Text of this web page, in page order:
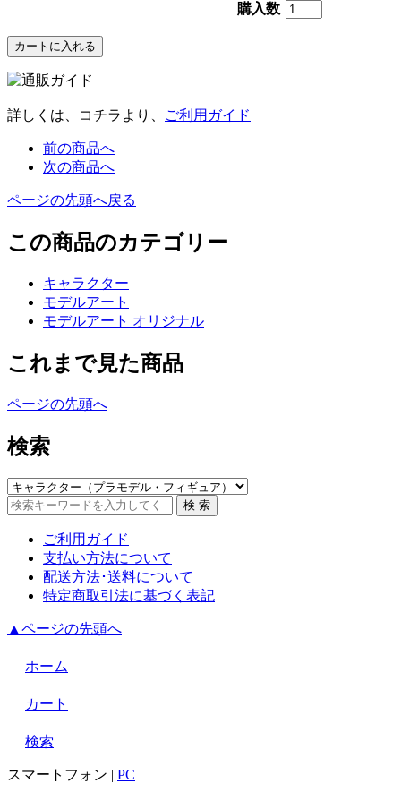
購入数
詳しくは、コチラより、 ご利用ガイド
前の商品へ
次の商品へ
ページの先頭へ戻る
この商品のカテゴリー
キャラクター
モデルアート
モデルアート オリジナル
これまで見た商品
ページの先頭へ
検索
ご利用ガイド
支払い方法について
配送方法･送料について
特定商取引法に基づく表記
▲ページの先頭へ
ホーム
カート
検索
スマートフォン PC